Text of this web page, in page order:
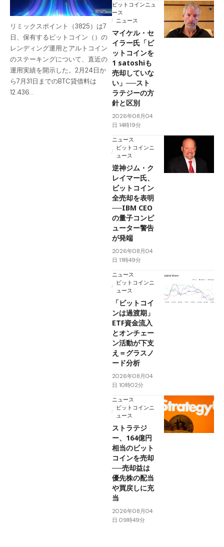
リミックスポイント（3825）は7
日、保有するビットコイン（）の
レンディング運用とアルトコイン
のステーキングについて、直近の
運用実績を開示した。2月24日か
ら7月31日までのBTC貸借料は
12.436…
ビットコインニュ
ース
ニュース
マイケル・セ
イラー氏「ビ
ットコインを
1 satoshiも
売却していな
い」──スト
ラテジーの方
針と区別
2026年08月04
日 14時19分
ニュース
ビットコインニ
ュース
逆神ジム・ク
レイマー氏、
ビットコイン
全売却を表明
──IBM CEO
の量子コンピ
ューター警告
が発端
2026年08月04
日 11時49分
ニュース
ビットコインニ
ュース
「ビットコイ
ンは過渡期」
ETF資金流入
とオンチェー
ン活動が下支
え＝グラスノ
ード分析
2026年08月04
日 10時02分
ニュース
ビットコインニ
ュース
ストラテジ
ー、164億円
相当のビット
コインを売却
──売却益は
優先株の配当
や買戻しに充
当
2026年08月04
日 09時49分